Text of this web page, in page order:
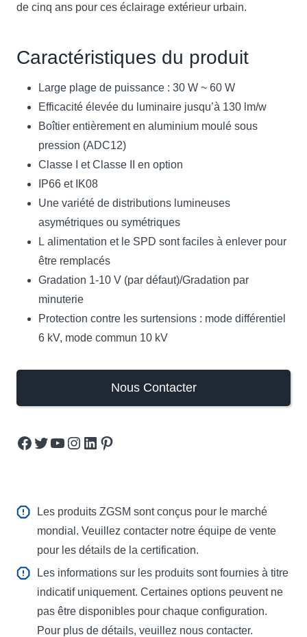
de cinq ans pour ces éclairage extérieur urbain.
Caractéristiques du produit
Large plage de puissance : 30 W ~ 60 W
Efficacité élevée du luminaire jusqu’à 130 lm/w
Boîtier entièrement en aluminium moulé sous
pression (ADC12)
Classe I et Classe II en option
IP66 et IK08
Une variété de distributions lumineuses
asymétriques ou symétriques
L alimentation et le SPD sont faciles à enlever pour
être remplacés
Gradation 1-10 V (par défaut)/Gradation par
minuterie
Protection contre les surtensions : mode différentiel
6 kV, mode commun 10 kV
Nous Contacter
Facebook Twitter YouTube Instagram LinkedIn Pinterest
Les produits ZGSM sont conçus pour le marché
mondial. Veuillez contacter notre équipe de vente
pour les détails de la certification.
Les informations sur les produits sont fournies à titre
indicatif uniquement. Certaines options peuvent ne
pas être disponibles pour chaque configuration.
Pour plus de détails, veuillez nous contacter.